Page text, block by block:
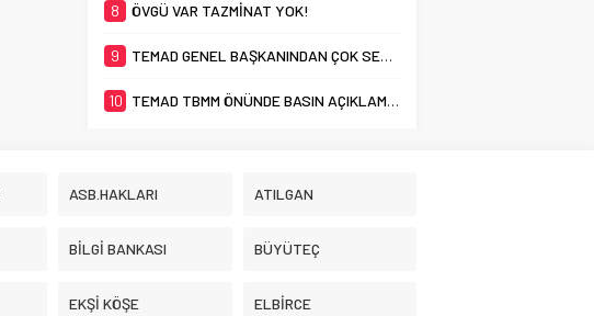
8 ÖVGÜ VAR TAZMİNAT YOK!
9 TEMAD GENEL BAŞKANINDAN ÇOK SERT AÇIKLAMA
10 TEMAD TBMM ÖNÜNDE BASIN AÇIKLAMASI YAPTI! ASTSUBAYLAR TAZMİNAT HAKKINI İSTİYOR!
ASB.HAKLARI ATILGAN
BİLGİ BANKASI BÜYÜTEÇ
EKŞİ KÖŞE ELBİRCE